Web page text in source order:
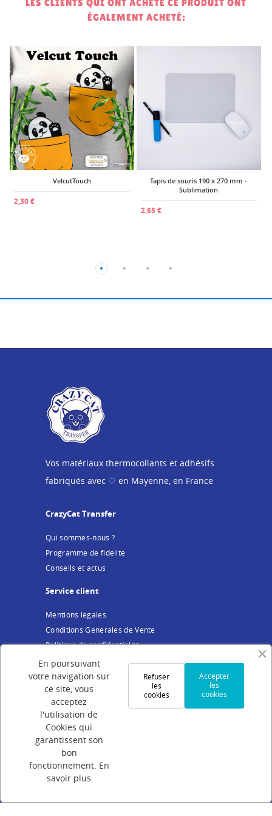
LES CLIENTS QUI ONT ACHETÉ CE PRODUIT ONT
ÉGALEMENT ACHETÉ:
VelcutTouch
2,30 €
Tapis de souris 190 x 270 mm -
Sublimation
2,65 €
Vos matériaux thermocollants et adhésifs
fabriqués avec ♡ en Mayenne, en France
CrazyCat Transfer
Qui sommes-nous ?
Programme de fidélité
Conseils et actus
Service client
Mentions légales
Conditions Générales de Vente
Politique de confidentialité
Cookies
Votre compte
Connexion
Création de compte
Suivi de commande
Programme de parrainage
FAQ
En poursuivant
votre navigation sur
ce site, vous
acceptez
l'utilisation de
Cookies qui
garantissent son
bon
fonctionnement. En
savoir plus
Accepter
les
cookies
Refuser
les
cookies